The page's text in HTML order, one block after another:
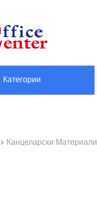
Категории
> Канцеларски Материали